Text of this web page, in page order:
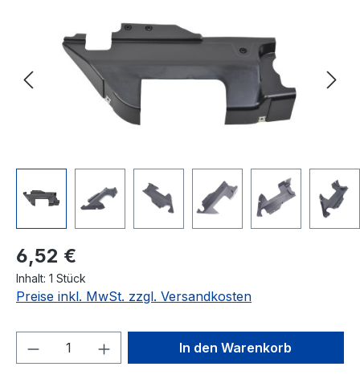
Regulärer Preis:
6,52 €
Inhalt: 1 Stück
Preise inkl. MwSt. zzgl. Versandkosten
Produkt Anzahl: Gib denIn den Warenkorb